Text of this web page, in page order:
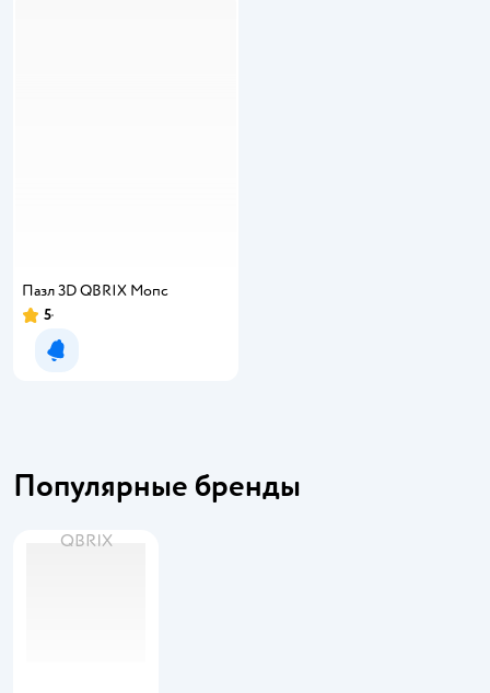
Пазл 3D QBRIX Мопс
5
Уведомить о появлении
Популярные бренды
QBRIX